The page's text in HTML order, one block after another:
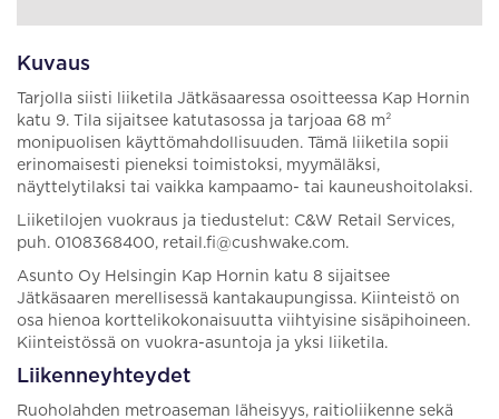
Kuvaus
Tarjolla siisti liiketila Jätkäsaaressa osoitteessa Kap Hornin
katu 9. Tila sijaitsee katutasossa ja tarjoaa 68 m²
monipuolisen käyttömahdollisuuden. Tämä liiketila sopii
erinomaisesti pieneksi toimistoksi, myymäläksi,
näyttelytilaksi tai vaikka kampaamo- tai kauneushoitolaksi.
Liiketilojen vuokraus ja tiedustelut: C&W Retail Services,
puh. 0108368400, retail.fi@cushwake.com.
Asunto Oy Helsingin Kap Hornin katu 8 sijaitsee
Jätkäsaaren merellisessä kantakaupungissa. Kiinteistö on
osa hienoa korttelikokonaisuutta viihtyisine sisäpihoineen.
Kiinteistössä on vuokra-asuntoja ja yksi liiketila.
Liikenneyhteydet
Ruoholahden metroaseman läheisyys, raitioliikenne sekä